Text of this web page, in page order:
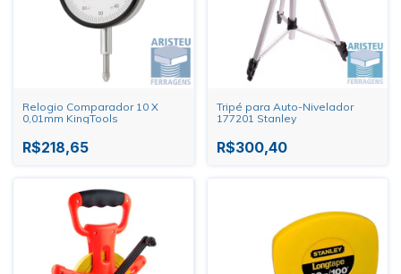
Relogio Comparador 10 X
0,01mm KingTools
R$218,65
Tripé para Auto-Nivelador
177201 Stanley
R$300,40